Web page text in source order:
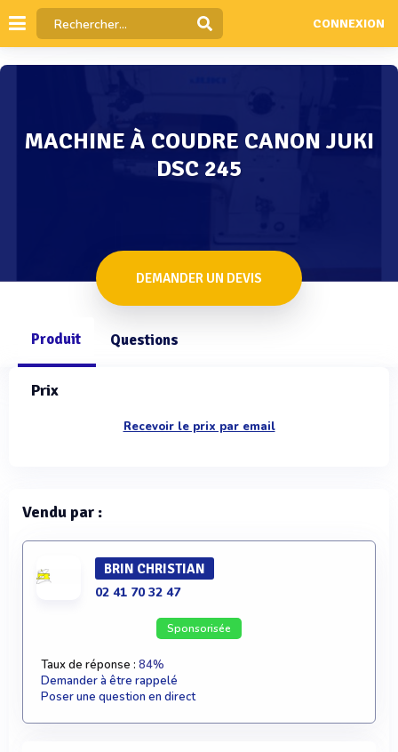
CONNEXION
MACHINE À COUDRE CANON JUKI
DSC 245
DEMANDER UN DEVIS
Produit Questions
Prix
Recevoir le prix par email
Vendu par :
BRIN CHRISTIAN
02 41 70 32 47
Sponsorisée
Taux de réponse : 84%
Demander à être rappelé
Poser une question en direct